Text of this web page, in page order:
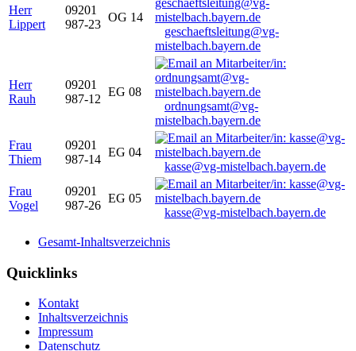
Herr
Lippert
09201
987-23
OG 14
geschaeftsleitung@vg-
mistelbach.bayern.de
Herr
Rauh
09201
987-12
EG 08
ordnungsamt@vg-
mistelbach.bayern.de
Frau
Thiem
09201
987-14
EG 04
kasse@vg-mistelbach.bayern.de
Frau
Vogel
09201
987-26
EG 05
kasse@vg-mistelbach.bayern.de
Gesamt-Inhaltsverzeichnis
Quicklinks
Kontakt
Inhaltsverzeichnis
Impressum
Datenschutz